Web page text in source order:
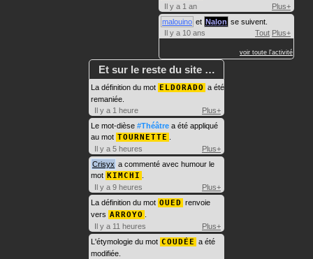
Il y a 1 an
Plus+
malouino et Nalon se suivent.
Il y a 10 ans
Tout Plus+
voir toute l'activité
Et sur le reste du site …
La définition du mot ELDORADO a été
remaniée.
Il y a 1 heure
Plus+
Le mot-dièse #Théâtre a été appliqué
au mot TOURNETTE
Il y a 5 heures
Plus+
Crisyx a commenté avec humour le
mot KIMCHI
Il y a 9 heures
Plus+
La définition du mot OUED renvoie
vers ARROYO
Il y a 11 heures
Plus+
L'étymologie du mot COUDÉE a été
modifiée.